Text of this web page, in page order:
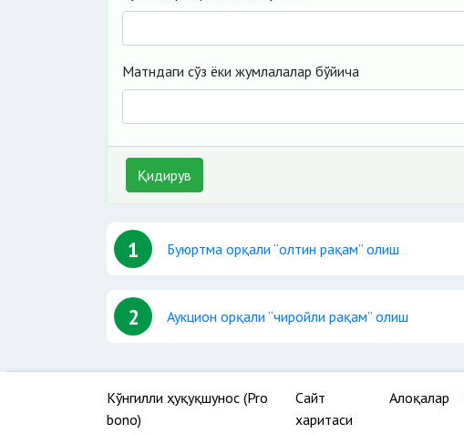
Матндаги сўз ёки жумлалалар бўйича
Қидирув
1 Буюртма орқали “олтин рақам” олиш
2 Аукцион орқали “чиройли рақам” олиш
Кўнгилли ҳуқуқшунос (Pro
bono)
Сайт
харитаси
Алоқалар